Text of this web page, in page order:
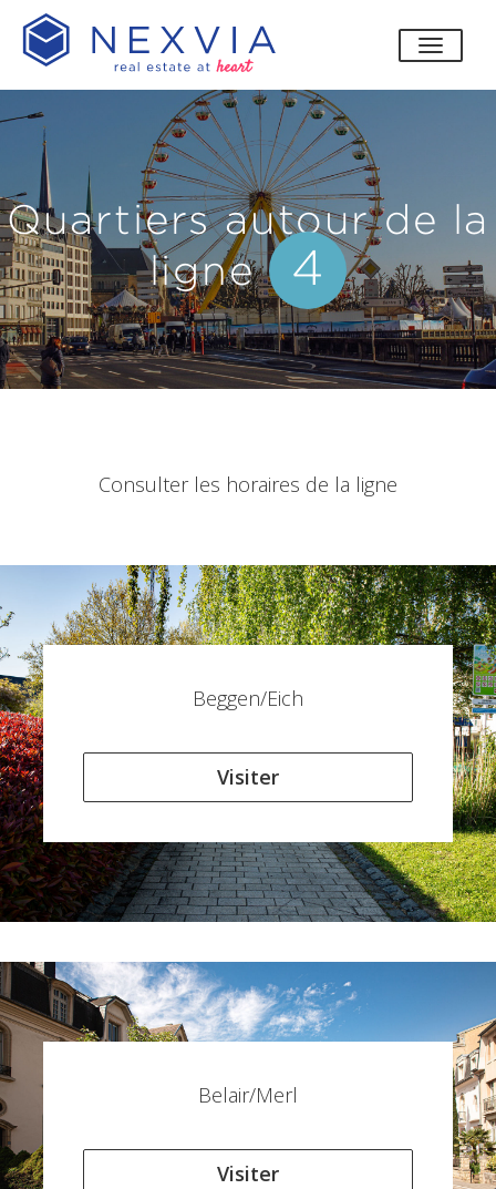
Quartiers autour de la
ligne 4
Consulter les horaires de la ligne
Beggen/Eich
Visiter
Belair/Merl
Visiter